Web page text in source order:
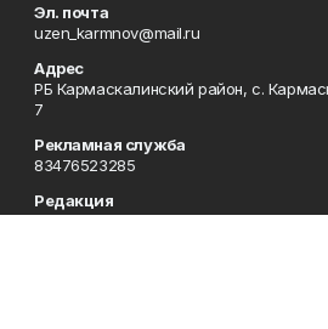
Эл. почта
uzen_karmnov@mail.ru
Адрес
РБ Кармаскалинский район, с.
7
Рекламная служба
83476523285
Редакция
83476523283